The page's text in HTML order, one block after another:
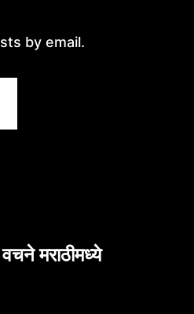
by email.
मराठीमध्ये